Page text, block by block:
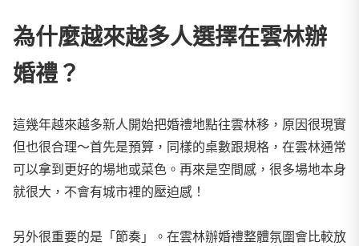
為什麼越來越多人選擇在雲林辦
婚禮？
這幾年越來越多新人開始把婚禮地點往雲林移，原因很現實
但也很合理～首先是預算，同樣的桌數跟規格，在雲林通常
可以拿到更好的場地或菜色。再來是空間感，很多場地本身
就很大，不會有城市裡的壓迫感！
另外很重要的是「節奏」。在雲林辦婚禮整體氛圍會比較放